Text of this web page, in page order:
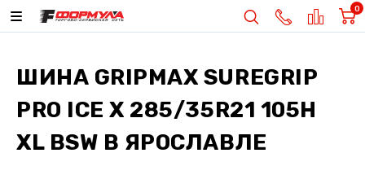
0
ШИНА GRIPMAX SUREGRIP
PRO ICE X 285/35R21 105H
XL BSW В ЯРОСЛАВЛЕ